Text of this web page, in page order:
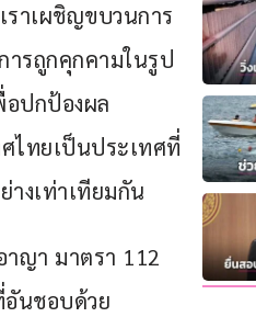
ราเผชิญขบวนการ
รถูกคุกคามในรูป
อปกป้องผล
ไทยเป็นประเทศที่
งเท่าเทียมกัน
ญา มาตรา 112
นชอบด้วย